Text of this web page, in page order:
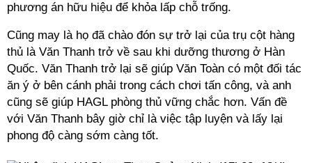
phương án hữu hiệu để khỏa lấp chỗ trống.
Cũng may là họ đã chào đón sự trở lại của trụ cột hàng
thủ là Văn Thanh trở về sau khi dưỡng thương ở Hàn
Quốc. Văn Thanh trở lại sẽ giúp Văn Toàn có một đối tác
ăn ý ở bên cánh phải trong cách chơi tấn công, và anh
cũng sẽ giúp HAGL phòng thủ vững chắc hơn. Vấn đề
với Văn Thanh bây giờ chỉ là việc tập luyện và lấy lại
phong độ càng sớm càng tốt.